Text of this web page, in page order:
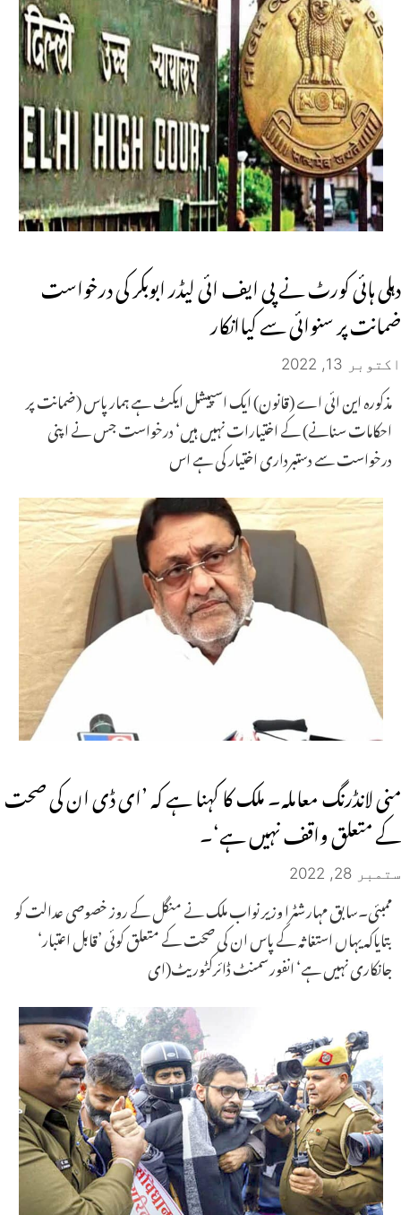
دہلی ہائی کورٹ نے پی ایف ائی لیڈر ابوبکر کی درخواست
ضمانت پر سنوائی سے کیاانکار
اکتوبر 13, 2022
مذکورہ این ائی اے (قانون) ایک اسپیشل ایکٹ ہے ہمار پاس (ضمانت پر
احکامات سنانے) کے اختیارات نہیں ہیں‘ درخواست جس نے اپنی
درخواست سے دستبرداری اختیار کی ہے اس
منی لانڈرنگ معاملہ۔ ملک کا کہنا ہے کہ ’ای ڈی ان کی صحت
کے متعلق واقف نہیں ہے‘۔
ستمبر 28, 2022
ممبئی۔سابق مہارشٹرا وزیر نواب ملک نے منگل کے روز خصوصی عدالت کو
بتایاکہ یہاں استغاثہ کے پاس ان کی صحت کے متعلق کوئی ’قابل اعتبار‘
جانکاری نہیں ہے‘ انفورسمنٹ ڈائرکٹوریٹ(ای